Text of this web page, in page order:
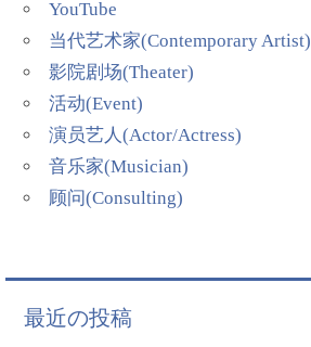
YouTube
当代艺术家(Contemporary Artist)
影院剧场(Theater)
活动(Event)
演员艺人(Actor/Actress)
音乐家(Musician)
顾问(Consulting)
最近の投稿